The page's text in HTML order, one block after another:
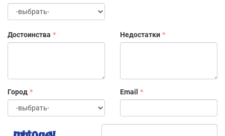
Достоинства Недостатки
Город Email